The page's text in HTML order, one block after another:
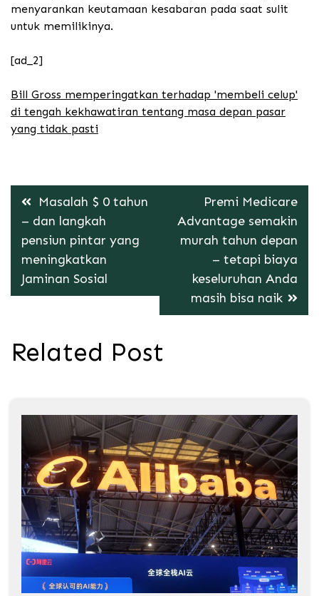
menyarankan keutamaan kesabaran pada saat sulit
untuk memilikinya.
[ad_2]
Bill Gross memperingatkan terhadap 'membeli celup'
di tengah kekhawatiran tentang masa depan pasar
yang tidak pasti
Post
navigation
Masalah $ 0 tahun
– dan langkah
pensiun pintar yang
meningkatkan
Jaminan Sosial
Premi Medicare
Advantage semakin
murah tahun depan
– tetapi biaya
keseluruhan Anda
masih bisa naik
Related Post